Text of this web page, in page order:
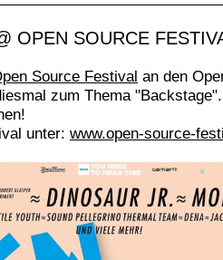
OPEN SOURCE
Source Festival an den
zum Thema "Backstage".
unter: www.open-source-